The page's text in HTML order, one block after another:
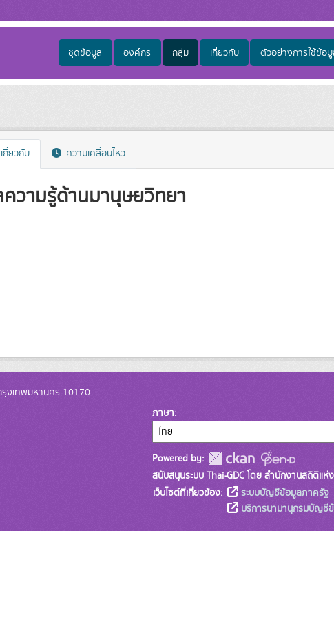
ชุดข้อมูล องค์กร กลุ่ม เกี่ยวกับ ตัวอย่างการใช้ข้อ
เกี่ยวกับ ความเคลื่อนไหว
วามรู้ด้านมานุษยวิทยา
งเทพมหานคร 10170
ภาษา
Powered by:
สนับสนุนระบบ Thai-GDC โดย สำนักงานสถิติแห่
เว็บไซต์ที่เกี่ยวข้อง:
ระบบบัญชีข้อมูลภาครัฐ
บริการนามานุกรมบัญชี